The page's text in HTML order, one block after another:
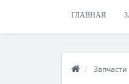
ГЛАВНАЯ
Запчасти